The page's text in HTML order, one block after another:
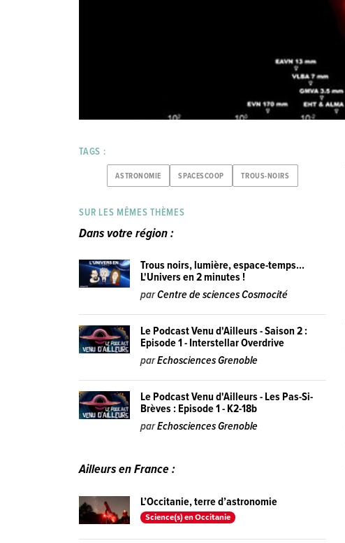
TAGS :
ASTRONOMIE SPACESCOOP TROUS-NOIRS
SUR LES MÊMES THÈMES
Dans votre région :
Trous noirs, lumière, espace-temps...
L'Univers en 2 minutes !
parCentre de sciences Cosmocité
Le Podcast Venu d'Ailleurs - Saison 2 :
Episode 1 - Interstellar Overdrive
parEchosciences Grenoble
Le Podcast Venu d'Ailleurs - Les Pas-Si-
Brèves : Episode 1 - K2-18b
parEchosciences Grenoble
Ailleurs en France :
L’Occitanie, terre d’astronomie
Science(s) en Occitanie